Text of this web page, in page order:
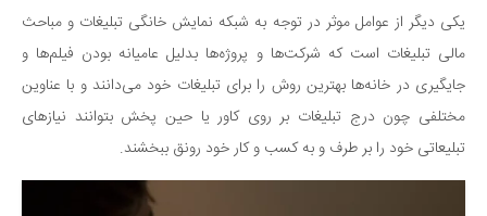
یکی دیگر از عوامل موثر در توجه به شبکه نمایش خانگی تبلیغات و مباحث
مالی تبلیغات است که شرکت‌ها و پروژه‌ها بدلیل عامیانه بودن فیلم‌ها و
جایگیری در خانه‌ها بهترین روش را برای تبلیغات خود می‌دانند و با عناوین
مختلفی چون درج تبلیغات بر روی کاور یا حین پخش بتوانند نیازهای
تبلیعاتی خود را بر طرف و به کسب و کار خود رونق ببخشند.